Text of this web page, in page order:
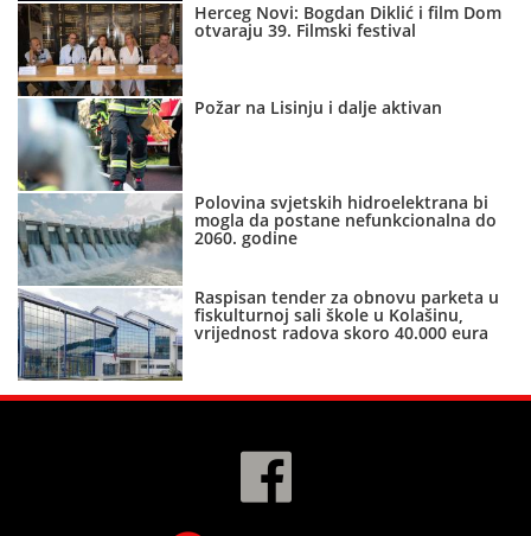
Herceg Novi: Bogdan Diklić i film Dom
otvaraju 39. Filmski festival
Požar na Lisinju i dalje aktivan
Polovina svjetskih hidroelektrana bi
mogla da postane nefunkcionalna do
2060. godine
Raspisan tender za obnovu parketa u
fiskulturnoj sali škole u Kolašinu,
vrijednost radova skoro 40.000 eura